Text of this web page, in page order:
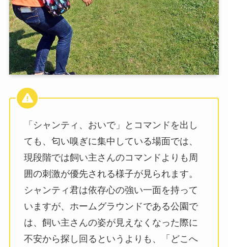
「シャンティ、おいで」とコマンドを出し
ても、匂い嗅ぎに集中している場面では、
現段階では飼い主さんのコマンドよりも周
囲の刺激が優先される様子が見られます。
シャンティ君は依存心の強い一面を持って
いますが、ホームグラウンドである公園で
は、飼い主さんの姿が見えなくなった際に
不安から探し回るというよりも、「どこへ